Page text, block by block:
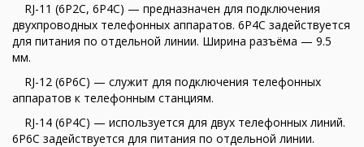
RJ-11 (6P2C, 6P4C) — предназначен для подключения
двухпроводных телефонных аппаратов. 6P4C задействуется
для питания по отдельной линии. Ширина разъёма — 9.5
мм.
RJ-12 (6P6C) — служит для подключения телефонных
аппаратов к телефонным станциям.
RJ-14 (6P4C) — используется для двух телефонных линий.
6P6C задействуется для питания по отдельной линии.